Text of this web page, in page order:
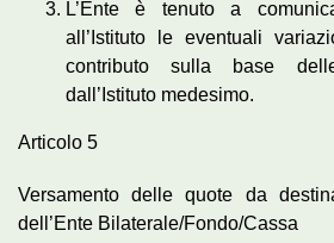
L’Ente è tenuto a
all’Istituto le eventuali
contributo sulla base
dall’Istituto medesimo.
Articolo 5
Versamento delle quote da
dell’Ente Bilaterale/Fondo/Cassa